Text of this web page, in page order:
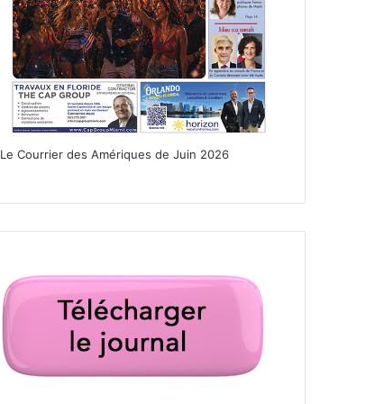
Le Courrier des Amériques de Juin 2026